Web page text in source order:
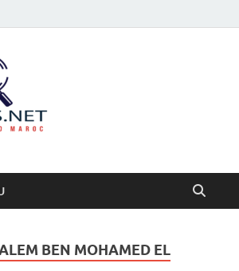
BEN MOHAMED EL